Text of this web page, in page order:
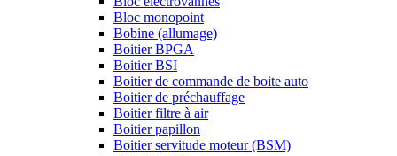
Bloc monopoint
Bobine (allumage)
Boitier BPGA
Boitier BSI
Boitier de commande de boite auto
Boitier de préchauffage
Boitier filtre à air
Boitier papillon
Boitier servitude moteur (BSM)